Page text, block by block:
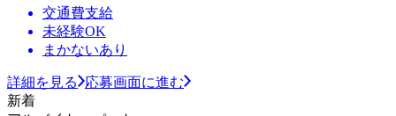
交通費支給
未経験OK
まかないあり
詳細を見る
応募画面に進む
新着